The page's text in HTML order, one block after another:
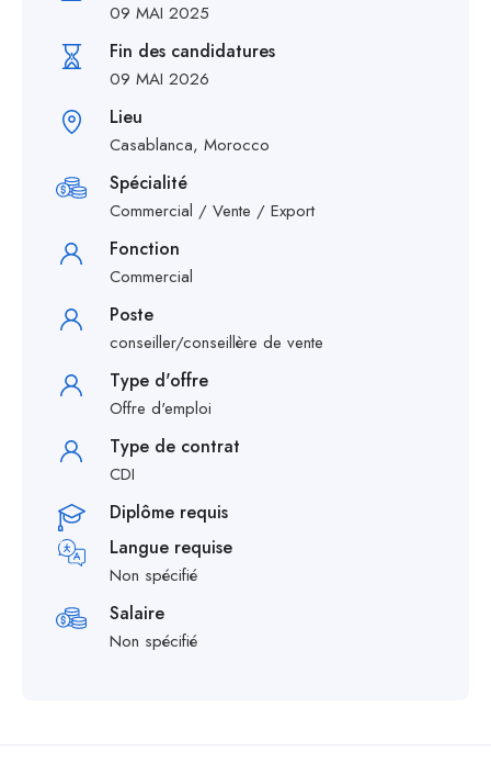
09 MAI 2025
Fin des candidatures
09 MAI 2026
Lieu
Casablanca, Morocco
Spécialité
Commercial / Vente / Export
Fonction
Commercial
Poste
conseiller/conseillère de vente
Type d'offre
Offre d'emploi
Type de contrat
CDI
Diplôme requis
Langue requise
Non spécifié
Salaire
Non spécifié